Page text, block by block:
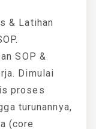
& Latihan
SOP &
Dimulai
proses
turunannya,
(core